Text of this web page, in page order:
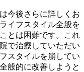
今後さらに詳しくお
イフスタイル全般を
とは困難です。これ
で治療していただい
スタイルを崩してい
般的に改善しようと